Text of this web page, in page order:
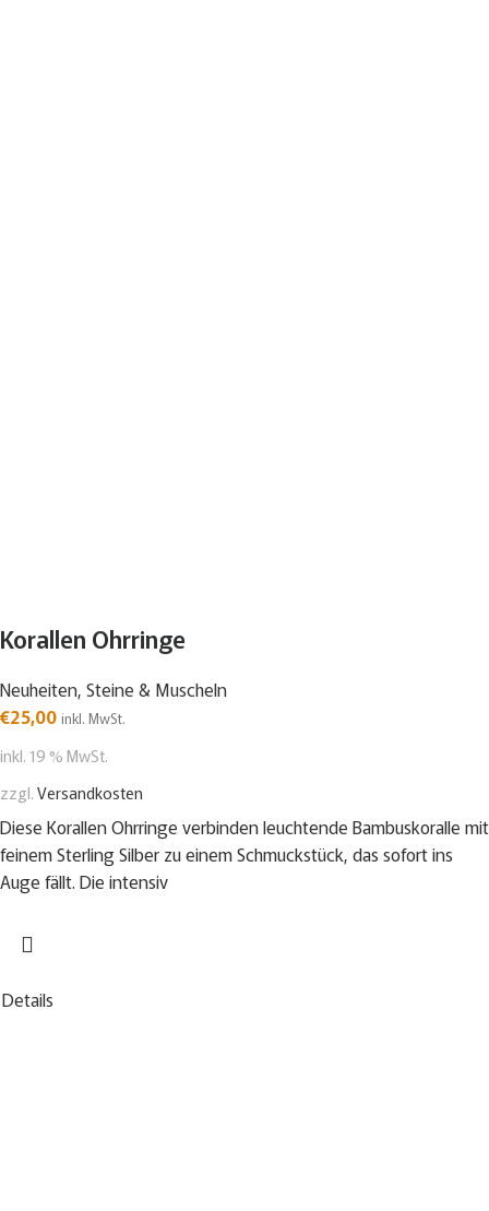
Korallen Ohrringe
Neuheiten, Steine & Muscheln
€25,00 inkl. MwSt.
inkl. 19 % MwSt.
zzgl.Versandkosten
Diese Korallen Ohrringe verbinden leuchtende Bambuskoralle mit
feinem Sterling Silber zu einem Schmuckstück, das sofort ins
Auge fällt. Die intensiv
Details